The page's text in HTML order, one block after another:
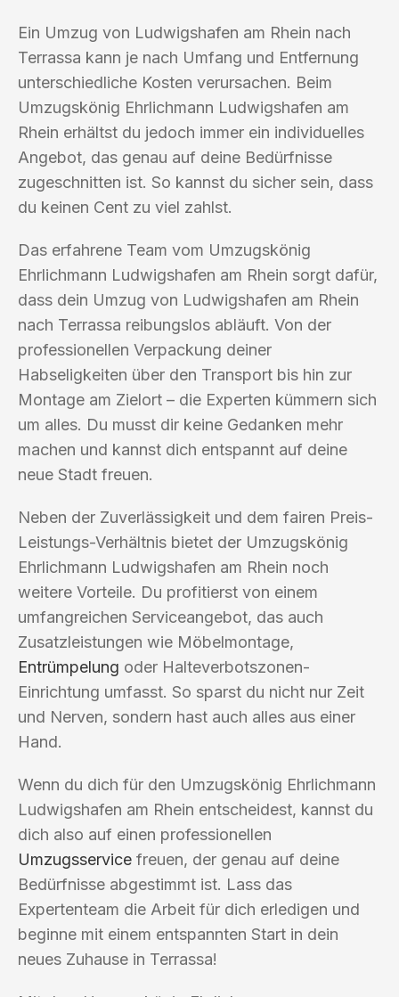
Ein Umzug von Ludwigshafen am Rhein nach
Terrassa kann je nach Umfang und Entfernung
unterschiedliche Kosten verursachen. Beim
Umzugskönig Ehrlichmann Ludwigshafen am
Rhein erhältst du jedoch immer ein individuelles
Angebot, das genau auf deine Bedürfnisse
zugeschnitten ist. So kannst du sicher sein, dass
du keinen Cent zu viel zahlst.
Das erfahrene Team vom Umzugskönig
Ehrlichmann Ludwigshafen am Rhein sorgt dafür,
dass dein Umzug von Ludwigshafen am Rhein
nach Terrassa reibungslos abläuft. Von der
professionellen Verpackung deiner
Habseligkeiten über den Transport bis hin zur
Montage am Zielort – die Experten kümmern sich
um alles. Du musst dir keine Gedanken mehr
machen und kannst dich entspannt auf deine
neue Stadt freuen.
Neben der Zuverlässigkeit und dem fairen Preis-
Leistungs-Verhältnis bietet der Umzugskönig
Ehrlichmann Ludwigshafen am Rhein noch
weitere Vorteile. Du profitierst von einem
umfangreichen Serviceangebot, das auch
Zusatzleistungen wie Möbelmontage,
Entrümpelung oder Halteverbotszonen-
Einrichtung umfasst. So sparst du nicht nur Zeit
und Nerven, sondern hast auch alles aus einer
Hand.
Wenn du dich für den Umzugskönig Ehrlichmann
Ludwigshafen am Rhein entscheidest, kannst du
dich also auf einen professionellen
Umzugsservice freuen, der genau auf deine
Bedürfnisse abgestimmt ist. Lass das
Expertenteam die Arbeit für dich erledigen und
beginne mit einem entspannten Start in dein
neues Zuhause in Terrassa!